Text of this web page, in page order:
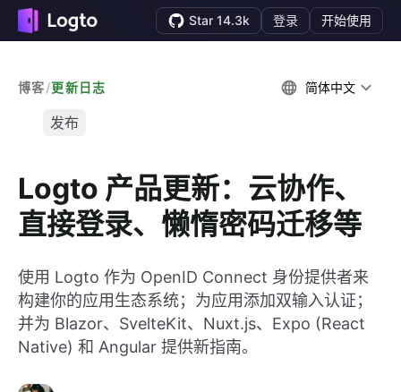
Star 14.3k 登录 开始使用
博客/更新日志 简体中文
发布
Logto 产品更新：云协作、
直接登录、懒惰密码迁移等
使用 Logto 作为 OpenID Connect 身份提供者来
构建你的应用生态系统；为应用添加双输入认证；
并为 Blazor、SvelteKit、Nuxt.js、Expo (React
Native) 和 Angular 提供新指南。